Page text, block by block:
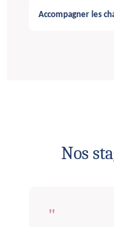
Accompagner les
Nos
"